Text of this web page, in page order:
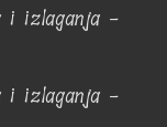
i izlaganja -
i izlaganja -